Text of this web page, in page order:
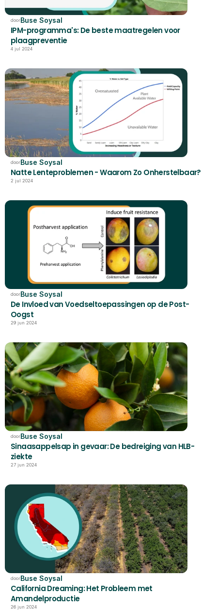
doorBuse Soysal
IPM-programma's: De beste maatregelen voor
plaagpreventie
4 jul 2024
doorBuse Soysal
Natte Lenteproblemen - Waarom Zo Onherstelbaar?
2 jul 2024
doorBuse Soysal
De Invloed van Voedseltoepassingen op de Post-
Oogst
29 jun 2024
doorBuse Soysal
Sinaasappelsap in gevaar: De bedreiging van HLB-
ziekte
27 jun 2024
doorBuse Soysal
California Dreaming: Het Probleem met
Amandelproductie
26 jun 2024